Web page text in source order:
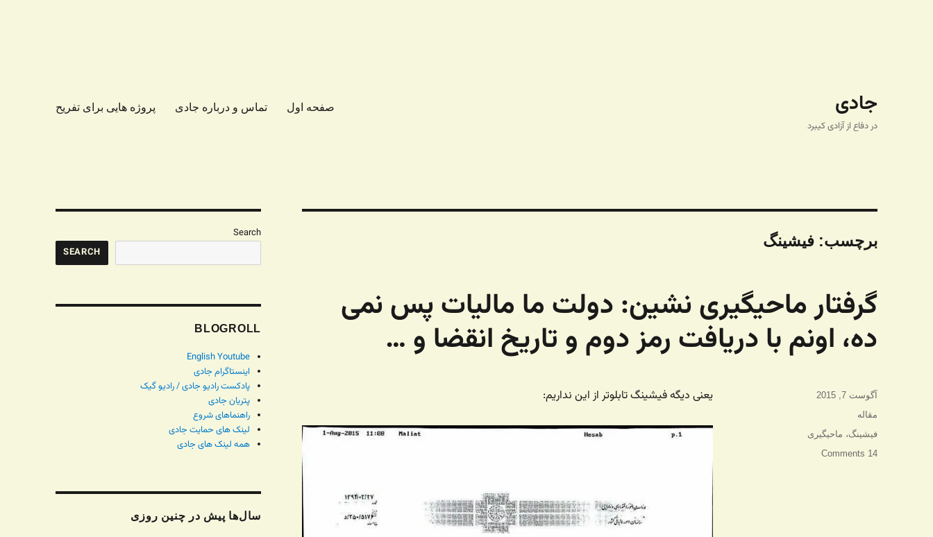
جادی
در دفاع از آزادی کیبرد
صفحه اول تماس و درباره جادی پروژه هایی برای تفریح
برچسب:فیشینگ
گرفتار ماحیگیری نشین: دولت ما مالیات پس نمی
ده، اونم با دریافت رمز دوم و تاریخ انقضا و …
یعنی دیگه فیشینگ تابلوتر از این نداریم:
ارسال
شده
آگوست 7, 2015
دسته‌ها
مقاله
برچسب‌ها
فیشینگ، ماحیگیری
14 Comments
Search
SEARCH
BLOGROLL
English Youtube
اینستاگرام جادی
پادکست رادیو جادی / رادیو گیک
پتریان جادی
راهنماهای شروع
لینک های حمایت جادی
همه لینک های جادی
سال‌ها پیش در چنین روزی